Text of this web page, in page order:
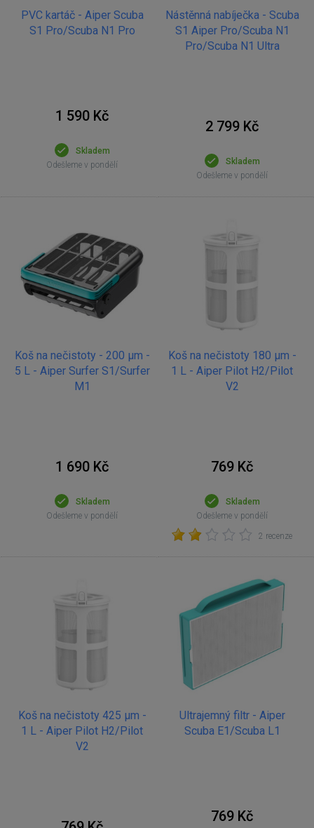
PVC kartáč - Aiper Scuba
S1 Pro/Scuba N1 Pro
1 590 Kč
Skladem
Odešleme v pondělí
Nástěnná nabíječka - Scuba
S1 Aiper Pro/Scuba N1
Pro/Scuba N1 Ultra
2 799 Kč
Skladem
Odešleme v pondělí
Koš na nečistoty - 200 µm -
5 L - Aiper Surfer S1/Surfer
M1
1 690 Kč
Skladem
Odešleme v pondělí
Koš na nečistoty 180 µm -
1 L - Aiper Pilot H2/Pilot
V2
769 Kč
Skladem
Odešleme v pondělí
2 recenze
Koš na nečistoty 425 µm -
1 L - Aiper Pilot H2/Pilot
V2
Ultrajemný filtr - Aiper
Scuba E1/Scuba L1
769 Kč